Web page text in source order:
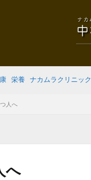
栄養 ナカムラクリニック
人へ
へ